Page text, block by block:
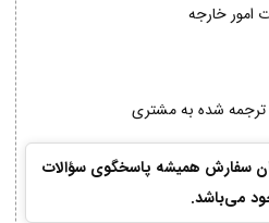
امور خارجه
ترجمه شده به مشتری
سفارش همیشه پاسخگوی سؤالات
می‌باشد.